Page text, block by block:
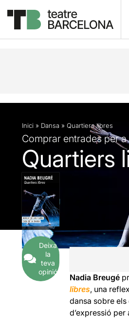
Descripció Fitxa artística
Inici » Dansa » Quartiers libres
Comprar entrades per a
Quartiers
Deixa
la
teva
opinió
Nadia Breugé
libres, una
dansa sobre
d’expressió per